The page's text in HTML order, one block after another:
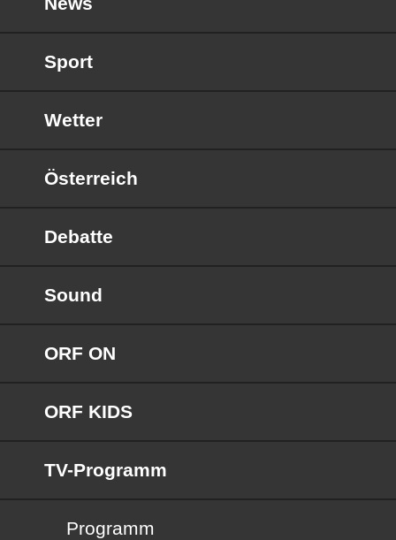
Sport
Wetter
Österreich
Debatte
Sound
ORF ON
ORF KIDS
TV-Programm
Programm